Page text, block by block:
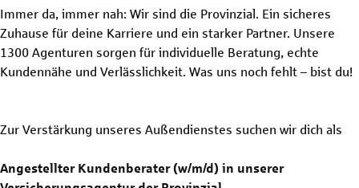
Immer da, immer nah: Wir sind die Provinzial. Ein sicheres
Zuhause für deine Karriere und ein starker Partner. Unsere
1300 Agenturen sorgen für individuelle Beratung, echte
Kundennähe und Verlässlichkeit. Was uns noch fehlt – bist du!
Zur Verstärkung unseres Außendienstes suchen wir dich als
Angestellter Kundenberater (w/m/d) in unserer